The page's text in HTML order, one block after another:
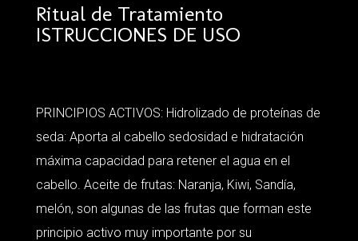
Ritual de Tratamiento
ISTRUCCIONES DE USO
PRINCIPIOS ACTIVOS: Hidrolizado de proteínas de
seda: Aporta al cabello sedosidad e hidratación
máxima capacidad para retener el agua en el
cabello. Aceite de frutas: Naranja, Kiwi, Sandía,
melón, son algunas de las frutas que forman este
principio activo muy importante por su